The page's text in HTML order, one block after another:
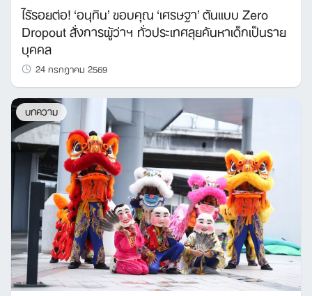
ไร้รอยต่อ! ‘อนุทิน’ ขอบคุณ ‘เศรษฐา’ ต้นแบบ Zero
Dropout สั่งการผู้ว่าฯ ทั่วประเทศลุยค้นหาเด็กเป็นราย
บุคคล
24 กรกฎาคม 2569
บทความ